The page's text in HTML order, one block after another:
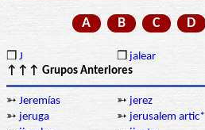
A B C D
❒ J ❒ jalear
↑↑↑ Grupos Anteriores
➳ Jeremías ➳ jerez
➳ jeruga ➳ jerusalem artic*